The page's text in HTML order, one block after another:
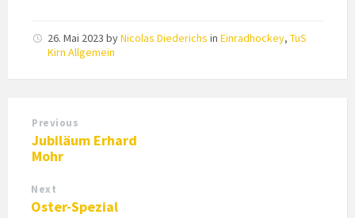
26. Mai 2023 byNicolas Diederichs in Einradhockey, TuS
Kirn Allgemein
Previous
Jubiläum Erhard
Mohr
Next
Oster-Spezial